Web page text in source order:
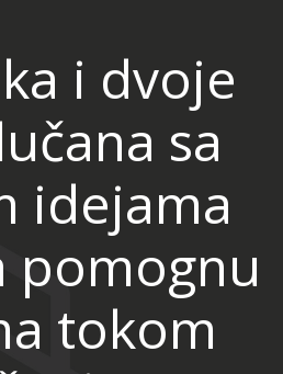
i dvoje
sa
idejama
pomognu
tokom